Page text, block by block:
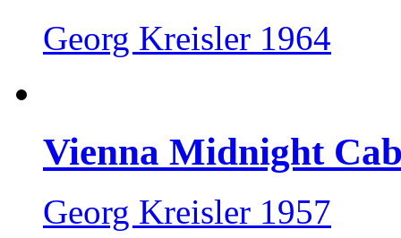
Georg Kreisler 1964
Vienna Midnight
Georg Kreisler 1957